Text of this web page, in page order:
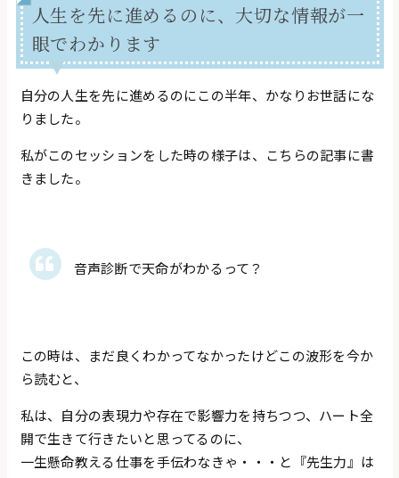
人生を先に進めるのに、大切な情報が一
眼でわかります
自分の人生を先に進めるのにこの半年、かなりお世話にな
りました。
私がこのセッションをした時の様子は、こちらの記事に書
きました。
音声診断で天命がわかるって？
この時は、まだ良くわかってなかったけどこの波形を今か
ら読むと、
私は、自分の表現力や存在で影響力を持ちつつ、ハート全
開で生きて行きたいと思ってるのに、
一生懸命教える仕事を手伝わなきゃ・・・と『先生力』は